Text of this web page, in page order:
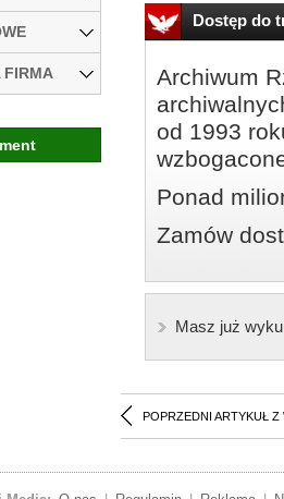
Dostęp do
Archiwum
od 1993
Ponad
Zamów
Masz już
POPRZEDNI ARTYKUŁ Z
FIRMA